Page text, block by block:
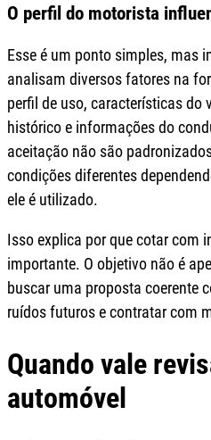
O perfil do motorista
Esse é um ponto simples, mas
analisam diversos fatores na
perfil de uso, características do
histórico e informações do
aceitação não são
condições diferentes
ele é utilizado.
Isso explica por que cotar com
importante. O objetivo não é
buscar uma proposta coerente
ruídos futuros e contratar com
Quando vale
automóvel